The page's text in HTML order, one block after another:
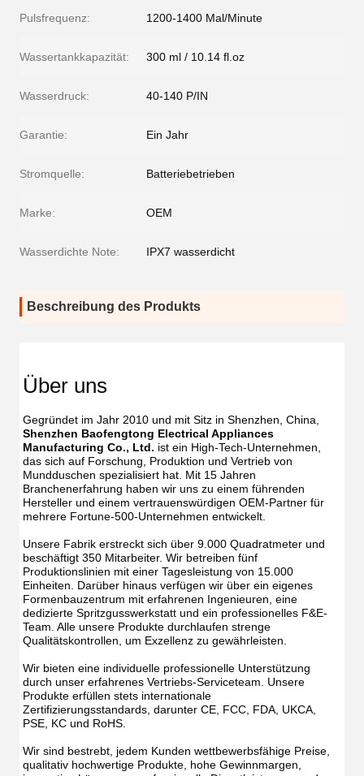
Pulsfrequenz: 1200-1400 Mal/Minute
Wassertankkapazität: 300 ml / 10.14 fl.oz
Wasserdruck: 40-140 P/IN
Garantie: Ein Jahr
Stromquelle: Batteriebetrieben
Marke: OEM
Wasserdichte Note: IPX7 wasserdicht
Beschreibung des Produkts
Über uns
Shenzhen Baofengtong Electrical Appliances
Manufacturing Co., Ltd. ist ein High-Tech-Unternehmen,
das sich auf Forschung, Produktion und Vertrieb von
Mundduschen spezialisiert hat. Mit 15 Jahren
Branchenerfahrung haben wir uns zu einem führenden
Hersteller und einem vertrauenswürdigen OEM-Partner für
mehrere Fortune-500-Unternehmen entwickelt.
Unsere Fabrik erstreckt sich über 9.000 Quadratmeter und
beschäftigt 350 Mitarbeiter. Wir betreiben fünf
Produktionslinien mit einer Tagesleistung von 15.000
Einheiten. Darüber hinaus verfügen wir über ein eigenes
Formenbauzentrum mit erfahrenen Ingenieuren, eine
dedizierte Spritzgusswerkstatt und ein professionelles F&E-
Team. Alle unsere Produkte durchlaufen strenge
Qualitätskontrollen, um Exzellenz zu gewährleisten.
Wir bieten eine individuelle professionelle Unterstützung
durch unser erfahrenes Vertriebs-Serviceteam. Unsere
Produkte erfüllen stets internationale
Zertifizierungsstandards, darunter CE, FCC, FDA, UKCA,
PSE, KC und RoHS.
Wir sind bestrebt, jedem Kunden wettbewerbsfähige Preise,
qualitativ hochwertige Produkte, hohe Gewinnmargen,